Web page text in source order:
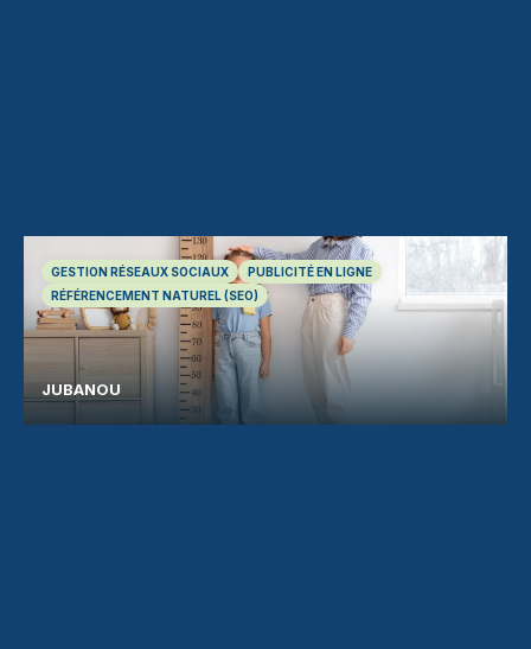
GESTION RÉSEAUX SOCIAUX
PUBLICITÉ EN LIGNE
RÉFÉRENCEMENT NATUREL (SEO)
JUBANOU